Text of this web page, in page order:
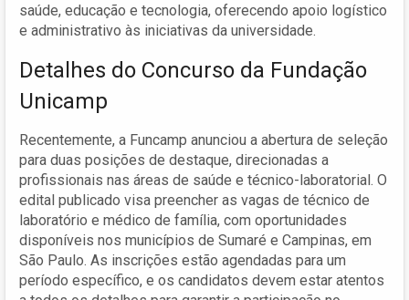
saúde, educação e tecnologia, oferecendo apoio logístico
e administrativo às iniciativas da universidade.
Detalhes do Concurso da Fundação
Unicamp
Recentemente, a Funcamp anunciou a abertura de seleção
para duas posições de destaque, direcionadas a
profissionais nas áreas de saúde e técnico-laboratorial. O
edital publicado visa preencher as vagas de técnico de
laboratório e médico de família, com oportunidades
disponíveis nos municípios de Sumaré e Campinas, em
São Paulo. As inscrições estão agendadas para um
período específico, e os candidatos devem estar atentos